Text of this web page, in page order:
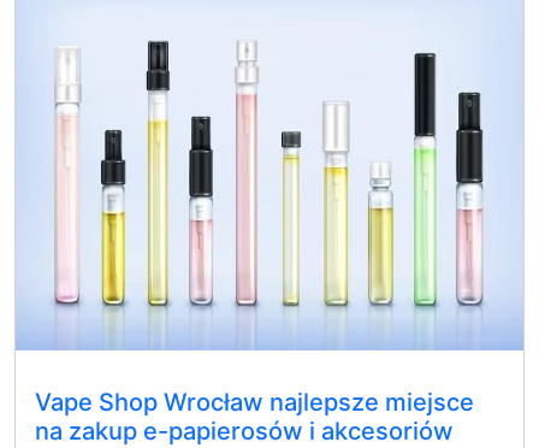
Vape Shop Wrocław najlepsze miejsce
na zakup e-papierosów i akcesoriów